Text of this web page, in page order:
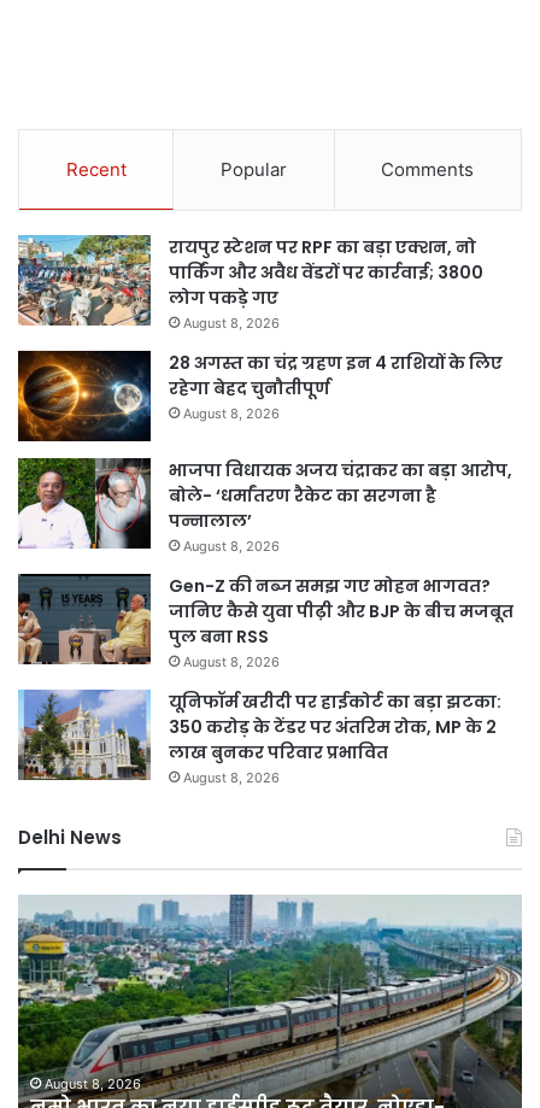
Recent Popular Comments
रायपुर स्टेशन पर RPF का बड़ा एक्शन, नो
पार्किंग और अवैध वेंडरों पर कार्रवाई; 3800
लोग पकड़े गए
August 8, 2026
28 अगस्त का चंद्र ग्रहण इन 4 राशियों के लिए
रहेगा बेहद चुनौतीपूर्ण
August 8, 2026
भाजपा विधायक अजय चंद्राकर का बड़ा आरोप,
बोले- ‘धर्मांतरण रैकेट का सरगना है
पन्नालाल’
August 8, 2026
Gen-Z की नब्ज समझ गए मोहन भागवत?
जानिए कैसे युवा पीढ़ी और BJP के बीच मजबूत
पुल बना RSS
August 8, 2026
यूनिफॉर्म खरीदी पर हाईकोर्ट का बड़ा झटका:
350 करोड़ के टेंडर पर अंतरिम रोक, MP के 2
लाख बुनकर परिवार प्रभावित
August 8, 2026
Delhi News
भारत
का
नया
हाईस्पीड
रूट
तैयार,
नोएडा-August 8, 2026
बाग
में